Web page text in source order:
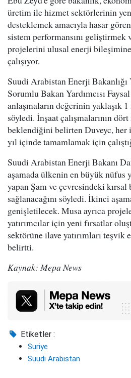
üretim ile hizmet sektörlerinin
desteklemek amacıyla hasar
sistem performansını
projelerini ulusal enerji
çalışıyor.
Suudi Arabistan Enerji
Sorumlu Bakan Yardımcısı
anlaşmaların değerinin yaklaşık
söyledi. İnşaat çalışmalarının
beklendiğini belirten Duveyc, her
yıl içinde tamamlamak için
Suudi Arabistan Enerji Bakanı
aşamada ülkenin en büyük nüfus
yapan Şam ve çevresindeki
sağlanacağını söyledi. İkinci
genişletilecek. Musa ayrıca
yatırımcılar için yeni fırsatlar
sektörüne ilave yatırımları
belirtti.
Kaynak: Mepa News
Etiketler :
Suriye
Suudi Arabistan